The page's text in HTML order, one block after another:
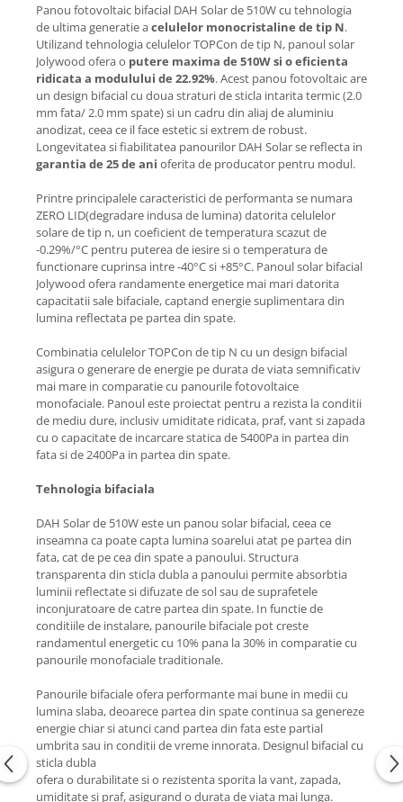
Panou fotovoltaic bifacial DAH Solar de 510W cu tehnologia
de ultima generatie acelulelor monocristaline de tip N.
Utilizand tehnologia celulelor TOPCon de tip N, panoul solar
Jolywood ofera o putere maxima de 510W si o eficienta
ridicata a modulului de 22.92%. Acest panou fotovoltaic are
un design bifacial cu doua straturi de sticla intarita termic (2.0
mm fata/ 2.0 mm spate) si un cadru din aliaj de aluminiu
anodizat, ceea ce il face estetic si extrem de robust.
Longevitatea si fiabilitatea panourilor DAH Solar se reflecta in
garantia de 25 de ani oferita de producator pentru modul.
Printre principalele caracteristici de performanta se numara
ZERO LID(degradare indusa de lumina) datorita celulelor
solare de tip n, un coeficient de temperatura scazut de
-0.29%/°C pentru puterea de iesire si o temperatura de
functionare cuprinsa intre -40°C si +85°C. Panoul solar bifacial
Jolywood ofera randamente energetice mai mari datorita
capacitatii sale bifaciale, captand energie suplimentara din
lumina reflectata pe partea din spate.
Combinatia celulelor TOPCon de tip N cu un design bifacial
asigura o generare de energie pe durata de viata semnificativ
mai mare in comparatie cu panourile fotovoltaice
monofaciale. Panoul este proiectat pentru a rezista la conditii
de mediu dure, inclusiv umiditate ridicata, praf, vant si zapada
cu o capacitate de incarcare statica de 5400Pa in partea din
fata si de 2400Pa in partea din spate.
Tehnologia bifaciala
DAH Solar de 510W este un panou solar bifacial, ceea ce
inseamna ca poate capta lumina soarelui atat pe partea din
fata, cat de pe cea din spate a panoului. Structura
transparenta din sticla dubla a panoului permite absorbtia
luminii reflectate si difuzate de sol sau de suprafetele
inconjuratoare de catre partea din spate. In functie de
conditiile de instalare, panourile bifaciale pot creste
randamentul energetic cu 10% pana la 30% in comparatie cu
panourile monofaciale traditionale.
Panourile bifaciale ofera performante mai bune in medii cu
lumina slaba, deoarece partea din spate continua sa genereze
energie chiar si atunci cand partea din fata este partial
umbrita sau in conditii de vreme innorata. Designul bifacial cu
sticla dubla
ofera o durabilitate si o rezistenta sporita la vant, zapada,
umiditate si praf, asigurand o durata de viata mai lunga.